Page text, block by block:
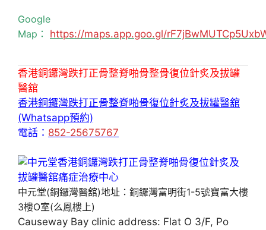
Google
Map： https://maps.app.goo.gl/
香港銅鑼灣跌打正骨整脊啪骨整骨復位針炙及拔罐
醫舘
香港銅鑼灣跌打正骨整脊啪骨復位針炙及拔罐醫舘
(Whatsapp預約)
電話： 852-25675767
中元堂(銅鑼灣醫舘)地址：銅鑼灣富明街1-5號寶富大樓
3樓O室(么鳳樓上)
Causeway Bay clinic address: Flat O 3/F, Po